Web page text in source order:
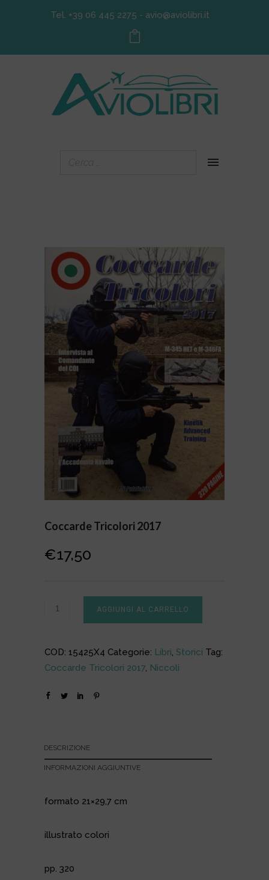
Tel. +39 06 445 2275 - avio@aviolibri.it
IN OFFERTA!
Coccarde Tricolori 2017
Il
€25,00.
€17,50
è:
€17,50.
AGGIUNGI AL CARRELLO
COD: 15425X4 Categorie: Libri, Storici Tag:
Coccarde Tricolori 2017, Niccoli
DESCRIZIONE
INFORMAZIONI AGGIUNTIVE
formato 21×29,7 cm
illustrato colori
pp. 320